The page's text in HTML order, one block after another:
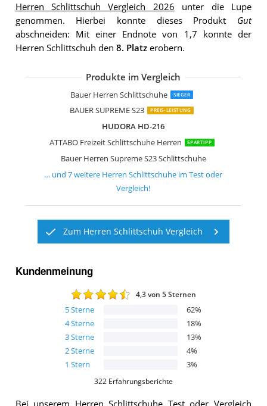
Herren Schlittschuh Vergleich 2026 unter die Lupe
genommen. Hierbei konnte dieses Produkt Gut
abschneiden: Mit einer Endnote von 1,7 konnte der
Herren Schlittschuh den 8. Platzerobern.
Produkte im Vergleich
Bauer Herren Schlittschuhe SIEGER
BAUER SUPREME S23 PREIS-LEISTUNG
HUDORA HD-216
ATTABO Freizeit Schlittschuhe Herren
SPARTIPP
Bauer Herren Supreme S23 Schlittschuhe
Bauer Herren Supreme S23
K2 Skates Herren Schlittschuhe F.I.T
Roces RSK 2
XIUWOUG Verstellbare Schlittschuhe
Cox Swain verstellbare Schlittschuhe
SULOV Z100-13.1
SMJ Vermont Herren Hockey
… und7weitere Herren Schlittschuhe im Test oder
Vergleich!
Zum Herren Schlittschuh Vergleich
Kundenmeinung
4,3von 5 Sternen
5Sterne 62%
4Sterne 18%
3Sterne 13%
2Sterne 4%
1 Stern 3%
322 Erfahrungsberichte